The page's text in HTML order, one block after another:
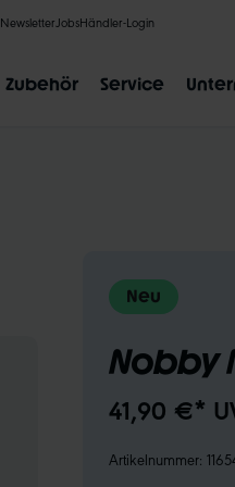
Newsletter JobsHändler-Login
Zubehör Service
Neu
Nobby
41,90 €*
Artikelnummer: